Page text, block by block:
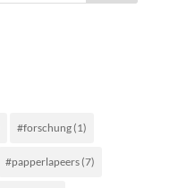
#forschung(1)
#papperlapeers(7)